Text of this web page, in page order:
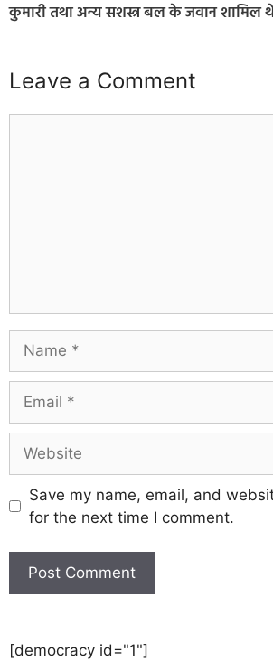
कुमारी तथा अन्य सशस्त्र बल के जवान शामिल
Leave a Comment
Save my name, email, and
for the next time I comment.
[democracy id="1"]